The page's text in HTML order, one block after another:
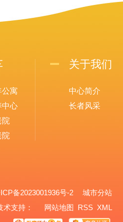
公寓
中心
院
院
关于我们
中心简介
长者风采
备2023001936号-2 城市分站
城市分站
术支持： 网站地图 RSS XML